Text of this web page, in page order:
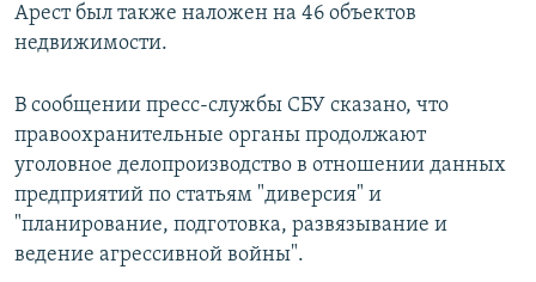
Арест был также наложен на 46 объектов
недвижимости.
В сообщении пресс-службы СБУ сказано, что
правоохранительные органы продолжают
уголовное делопроизводство в отношении данных
предприятий по статьям "диверсия" и
"планирование, подготовка, развязывание и
ведение агрессивной войны".